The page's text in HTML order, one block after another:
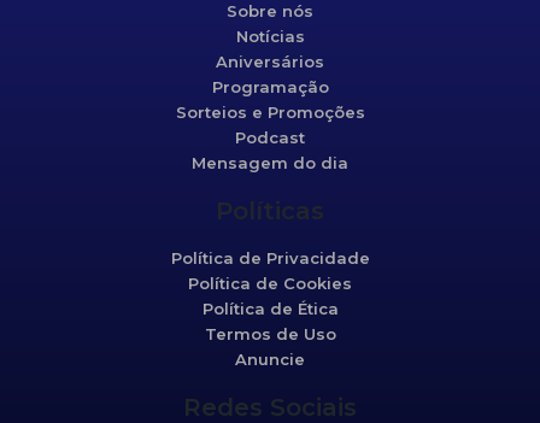
Sobre nós
Notícias
Aniversários
Programação
Sorteios e Promoções
Podcast
Mensagem do dia
Políticas
Política de Privacidade
Política de Cookies
Política de Ética
Termos de Uso
Anuncie
Redes Sociais